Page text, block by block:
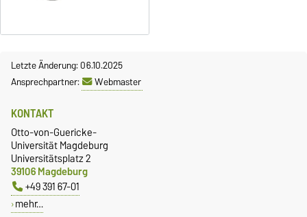
Letzte Änderung: 06.10.2025
Ansprechpartner:
Webmaster
KONTAKT
Otto-von-Guericke-
Universität Magdeburg
Universitätsplatz 2
39106 Magdeburg
+49 391 67-01
mehr…